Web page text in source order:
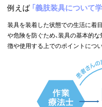
例えば 「義肢装具について学
装具を装着した状態での生活に着
や危険を防ぐため、装具の基本的
徴や使用する上でのポイントにつ